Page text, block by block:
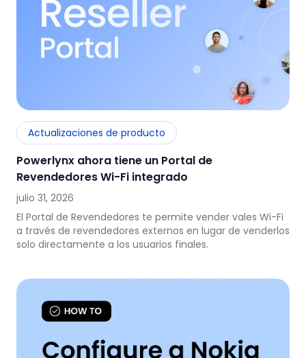
Actualizaciones de producto
Powerlynx ahora tiene un Portal de
Revendedores Wi-Fi integrado
julio 31, 2026
El Portal de Revendedores te permite vender vales Wi-Fi
a través de revendedores externos en lugar de venderlos
solo directamente a los usuarios finales.